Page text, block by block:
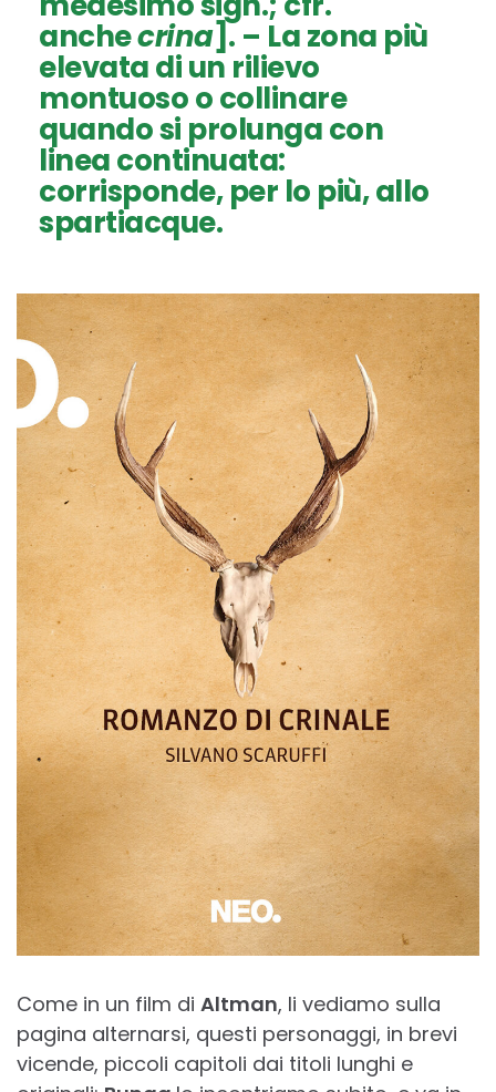
anchecrina]. – La zona più
elevata di un rilievo
montuoso o collinare
quando si prolunga con
linea continuata:
corrisponde, per lo più, allo
spartiacque.
Come in un film di Altman, li vediamo sulla
pagina alternarsi, questi personaggi, in brevi
vicende, piccoli capitoli dai titoli lunghi e